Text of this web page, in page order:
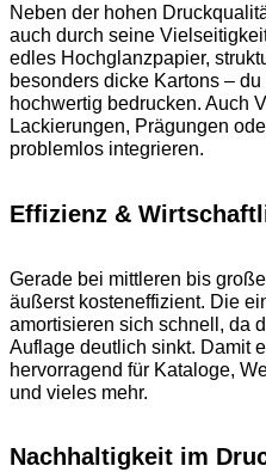
Neben der hohen
auch durch seine
edles Hochglanzpapier,
besonders dicke Kartons –
hochwertig bedrucken. Auch
Lackierungen, Prägungen
problemlos integrieren.
Effizienz &
Gerade bei mittleren bis
äußerst kosteneffizient. Die
amortisieren sich schnell, da
Auflage deutlich sinkt. Damit
hervorragend für Kataloge,
und vieles mehr.
Nachhaltigkeit im